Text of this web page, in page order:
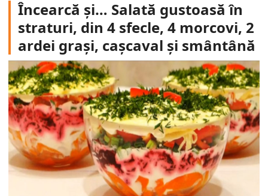
Încearcă și… Salată gustoasă în
straturi, din 4 sfecle, 4 morcovi, 2
ardei grași, cașcaval și smântână